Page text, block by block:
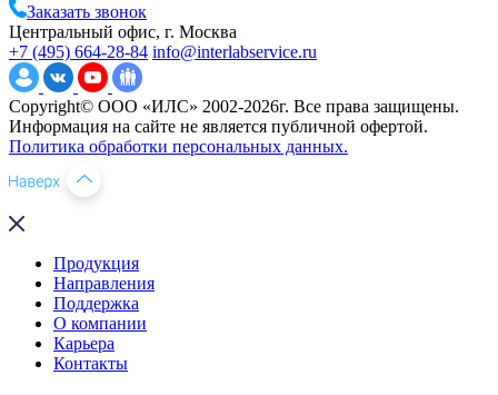
Заказать звонок
Центральный офис, г. Москва
+7 (495) 664-28-84 info@interlabservice.ru
Copyright© ООО «ИЛС» 2002-2026г. Все права защищены.
Информация на сайте не является публичной офертой.
Политика обработки персональных данных.
Продукция
Направления
Поддержка
О компании
Карьера
Контакты